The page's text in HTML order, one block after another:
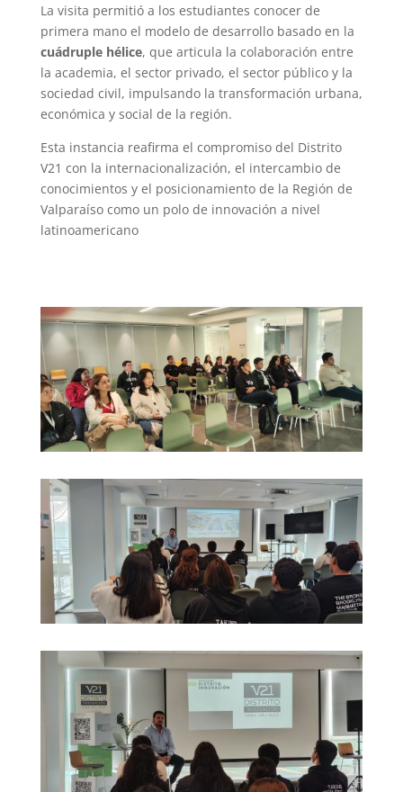
La visita permitió a los estudiantes conocer de
primera mano el modelo de desarrollo basado en la
cuádruple hélice, que articula la colaboración entre
la academia, el sector privado, el sector público y la
sociedad civil, impulsando la transformación urbana,
económica y social de la región.
Esta instancia reafirma el compromiso del Distrito
V21 con la internacionalización, el intercambio de
conocimientos y el posicionamiento de la Región de
Valparaíso como un polo de innovación a nivel
latinoamericano